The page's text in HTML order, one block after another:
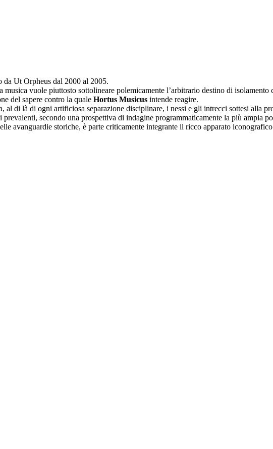
da Ut Orpheus dal 2000 al 2005.
vuole piuttosto sottolineare polemicamente l’arbitrario destino di isolamento
del sapere contro la quale Hortus Musicus intende reagire.
di là di ogni artificiosa separazione disciplinare, i nessi e gli intrecci sottesi alla
secondo una prospettiva di indagine programmaticamente la più ampia
avanguardie storiche, è parte criticamente integrante il ricco apparato